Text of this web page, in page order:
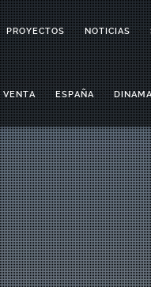
PROYECTOS NOTICIAS
VENTA ESPAÑA